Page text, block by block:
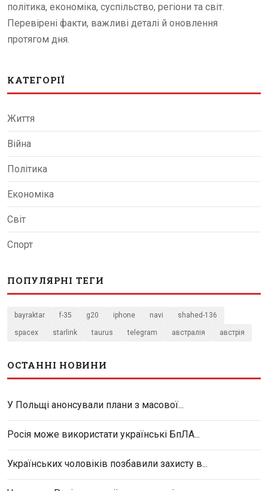
політика, економіка, суспільство, регіони та світ.
Перевірені факти, важливі деталі й оновлення
протягом дня.
КАТЕГОРІЇ
Життя
Війна
Політика
Економіка
Світ
Спорт
ПОПУЛЯРНІ ТЕГИ
bayraktar f-35 g20 iphone navi shahed-136
spacex starlink taurus telegram австралія австрія
ОСТАННІ НОВИНИ
У Польщі анонсували плани з масової...
Росія може використати українські БпЛА...
Українських чоловіків позбавили захисту в...